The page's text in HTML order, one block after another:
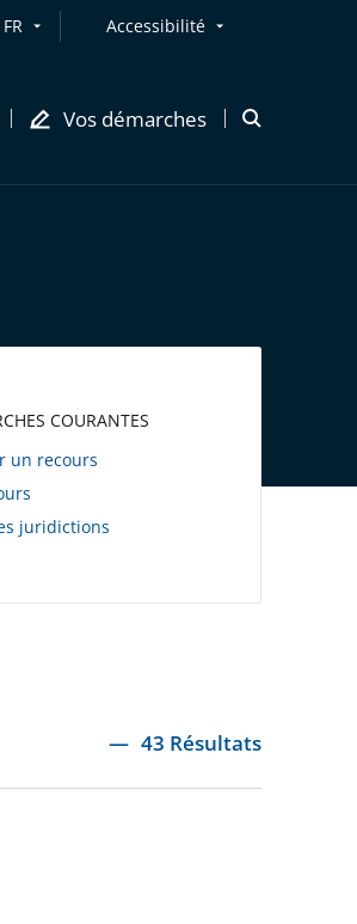
FR Accessibilité
Vos démarches
Ouvrir
COURANTES
un recours
juridictions
43 Résultats